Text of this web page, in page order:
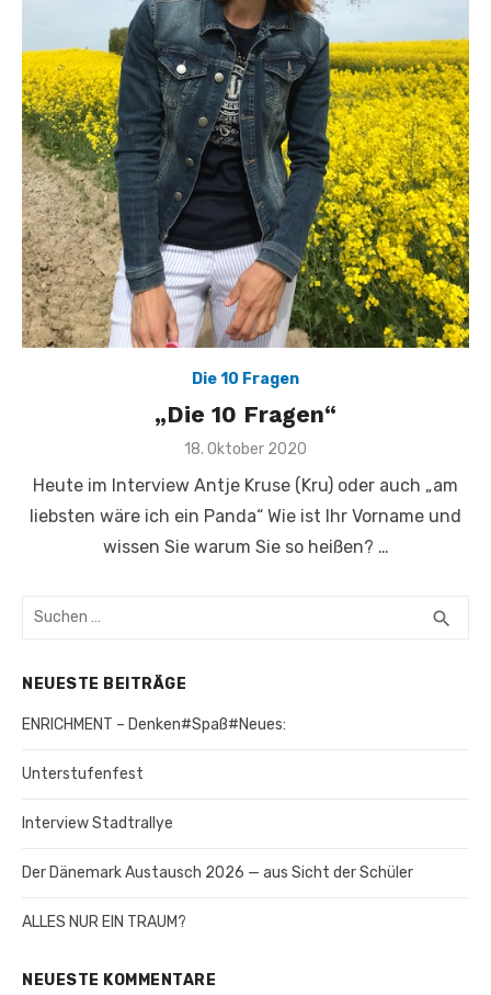
Die 10 Fragen
„Die 10 Fragen“
Veröffentlicht
18. Oktober 2020
Heute im Interview Antje Kruse (Kru) oder auch „am
liebsten wäre ich ein Panda“ Wie ist Ihr Vorname und
wissen Sie warum Sie so heißen? …
Suchen
search
NEUESTE BEITRÄGE
ENRICHMENT – Denken#Spaß#Neues:
Unterstufenfest
Interview Stadtrallye
Der Dänemark Austausch 2026 — aus Sicht der Schüler
ALLES NUR EIN TRAUM?
NEUESTE KOMMENTARE